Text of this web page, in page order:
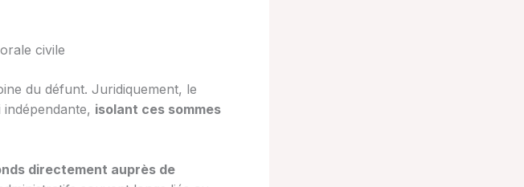
civile
du défunt. Juridiquement, le
isolant ces sommes
directement auprès de